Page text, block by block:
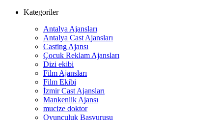
Kategoriler
Antalya Ajansları
Antalya Cast Ajansları
Casting Ajansı
Çocuk Reklam Ajansları
Dizi ekibi
Film Ajansları
Film Ekibi
İzmir Cast Ajansları
Mankenlik Ajansı
mucize doktor
Oyunculuk Başvurusu